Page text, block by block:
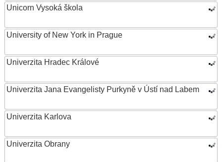
Unicorn Vysoká škola
University of New York in Prague
Univerzita Hradec Králové
Univerzita Jana Evangelisty Purkyně v Ústí nad Labem
Univerzita Karlova
Univerzita Obrany